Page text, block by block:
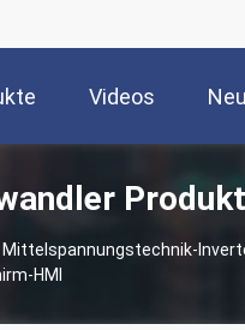
Videos
Mittelspannungstechnik-
HMI